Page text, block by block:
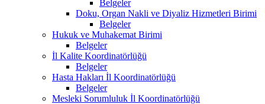
Belgeler
Doku, Organ Nakli ve Diyaliz Hizmetleri Birimi
Belgeler
Hukuk ve Muhakemat Birimi
Belgeler
İl Kalite Koordinatörlüğü
Belgeler
Hasta Hakları İl Koordinatörlüğü
Belgeler
Mesleki Sorumluluk İl Koordinatörlüğü